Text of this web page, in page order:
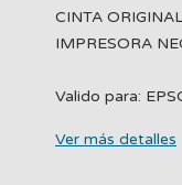
CINTA
IMPRESORA
Valido para:
Ver más detalles